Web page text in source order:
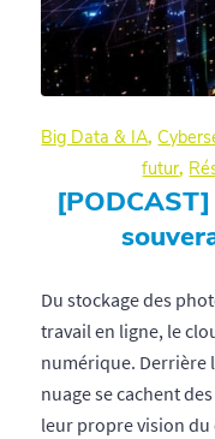
Big Data & IA,
futur,
Du stockage des
travail en ligne, le
numérique. Derrière
nuage se cachent
leur propre vision